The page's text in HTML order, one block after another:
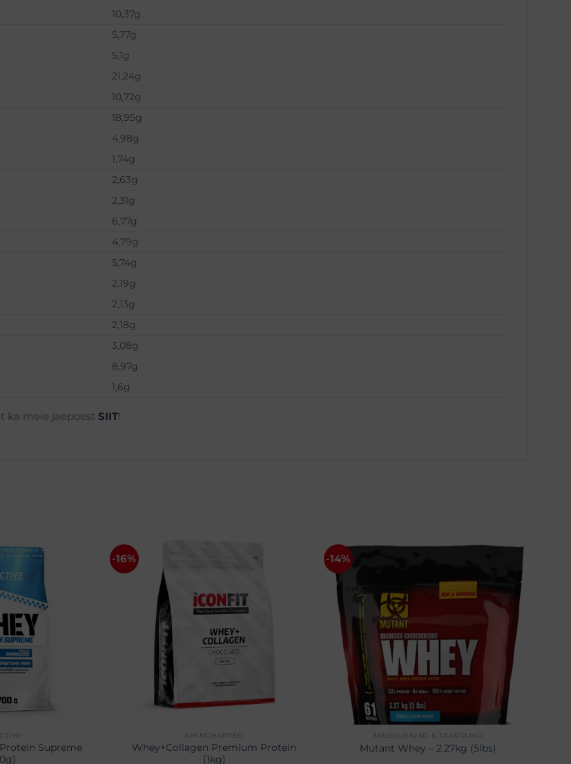
10,37g
5,77g
5,1g
21,24g
10,72g
18,95g
4,98g
1,74g
2,63g
2,31g
6,77g
4,79g
5,74g
2,19g
2,13g
2,18g
3,08g
8,97g
1,6g
ka meie jaepoest SIIT!
Supreme
-16%
AMINOHAPPED
Whey+Collagen Premium Protein
(1kg)
-14%
MASSILISAJAD & TAASTAJAD
Mutant Whey – 2.27kg (5lbs)